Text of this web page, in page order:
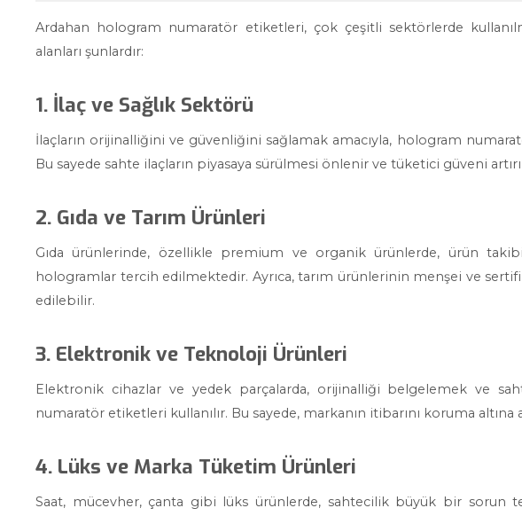
Ardahan hologram numaratör etiketleri, çok çeşitli sektörlerde
alanları şunlardır:
1. İlaç ve Sağlık Sektörü
İlaçların orijinalliğini ve güvenliğini sağlamak amacıyla, hologram
Bu sayede sahte ilaçların piyasaya sürülmesi önlenir ve tüketici güveni
2. Gıda ve Tarım Ürünleri
Gıda ürünlerinde, özellikle premium ve organik ürünlerde, ürün
hologramlar tercih edilmektedir. Ayrıca, tarım ürünlerinin menşei ve
edilebilir.
3. Elektronik ve Teknoloji Ürünleri
Elektronik cihazlar ve yedek parçalarda, orijinalliği belgelemek ve
numaratör etiketleri kullanılır. Bu sayede, markanın itibarını koruma
4. Lüks ve Marka Tüketim Ürünleri
Saat, mücevher, çanta gibi lüks ürünlerde, sahtecilik büyük bir sorun